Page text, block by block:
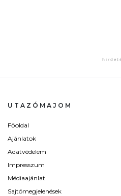
UTAZÓMAJOM
Főoldal
Ajánlatok
Adatvédelem
Impresszum
Médiaajánlat
Sajtómegjelenések